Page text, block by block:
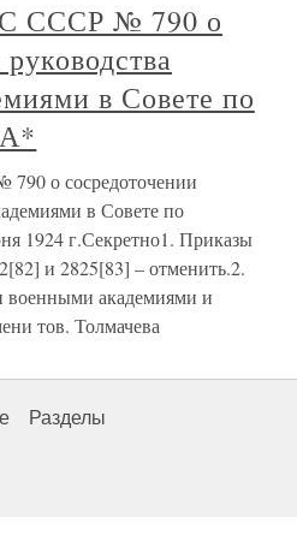
СССР № 790 о
в Совете по
о сосредоточении
в Совете по
1924 г.Секретно1. Приказы
и 2825[83] – отменить.2.
военными академиями и
тов. Толмачева
Разделы